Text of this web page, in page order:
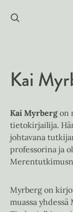
sisältöön
Kai
Kai Myrbergon
tietokirjailija.
johtavana
professorina ja
Myrberg on
muassa